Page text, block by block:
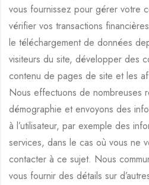
vous fournissez pour gérer votre
vérifier vos transactions
le téléchargement de données
visiteurs du site, développer des
contenu de pages de site et les
Nous effectuons de nombreuses
démographie et envoyons des
à l’utilisateur, par exemple des
services, dans le cas où vous ne
contacter à ce sujet. Nous
vous fournir des détails sur